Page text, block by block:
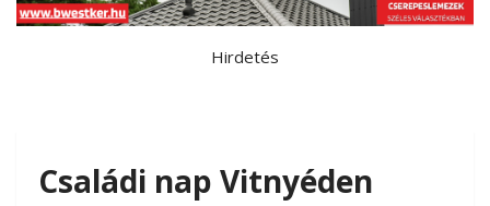
Hirdetés
Családi nap Vitnyéden